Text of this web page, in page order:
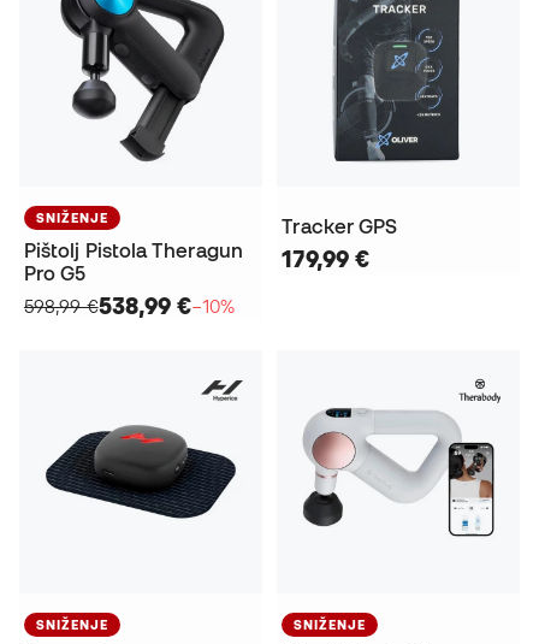
SNIŽENJE
Pištolj Pistola Theragun
Pro G5
598,99 €538,99 €−10%
Tracker GPS
179,99 €
SNIŽENJE SNIŽENJE